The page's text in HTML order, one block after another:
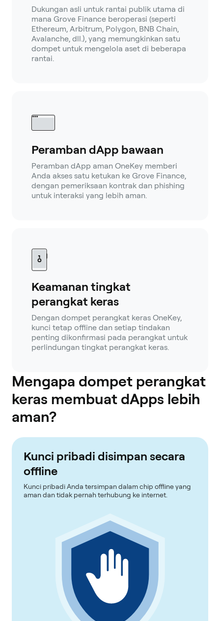
Dukungan asli untuk rantai publik utama di
mana Grove Finance beroperasi (seperti
Ethereum, Arbitrum, Polygon, BNB Chain,
Avalanche, dll.), yang memungkinkan satu
dompet untuk mengelola aset di beberapa
rantai.
Peramban dApp bawaan
Peramban dApp aman OneKey memberi
Anda akses satu ketukan ke Grove Finance,
dengan pemeriksaan kontrak dan phishing
untuk interaksi yang lebih aman.
Keamanan tingkat
perangkat keras
Dengan dompet perangkat keras OneKey,
kunci tetap offline dan setiap tindakan
penting dikonfirmasi pada perangkat untuk
perlindungan tingkat perangkat keras.
Mengapa dompet perangkat
keras membuat dApps lebih
aman?
Kunci pribadi disimpan secara
offline
Kunci pribadi Anda tersimpan dalam chip offline yang
aman dan tidak pernah terhubung ke internet.